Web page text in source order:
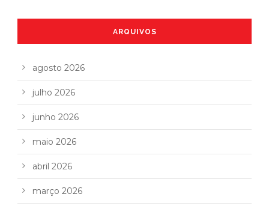
ARQUIVOS
agosto 2026
julho 2026
junho 2026
maio 2026
abril 2026
março 2026